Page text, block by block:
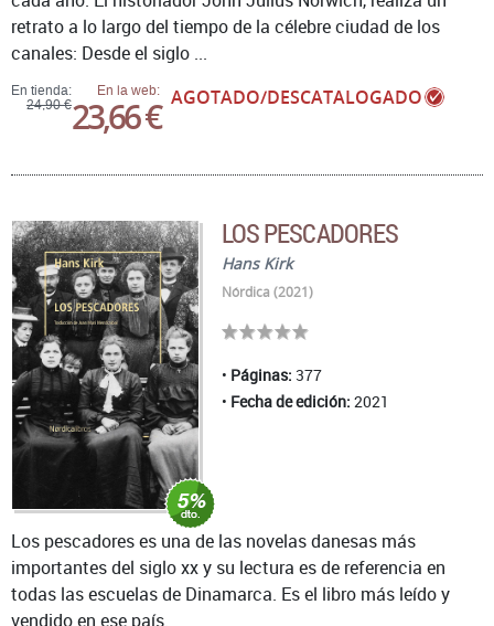
En tienda:
24,90 €
En la web:
23,66 € AGOTADO/DESCATALOGADO
retrato a lo largo del tiempo de la célebre ciudad de los
canales: Desde el siglo ...
LOS PESCADORES
Hans Kirk
Nórdica (2021)
Páginas: 377
Fecha de edición: 2021
Los pescadores es una de las novelas danesas más
importantes del siglo xx y su lectura es de referencia en
todas las escuelas de Dinamarca. Es el libro más leído y
vendido en ese país.